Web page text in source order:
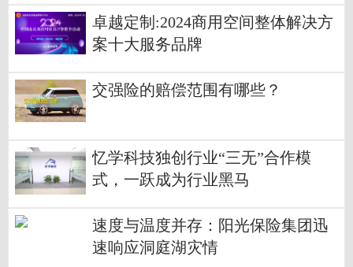
卓越定制:2024商用空间整体解决方
案十大服务品牌
交强险的赔偿范围有哪些？
忆学科技独创行业“三无”合作模
式，一跃成为行业黑马
速度与温度并存：阳光保险集团迅
速响应洞庭湖灾情